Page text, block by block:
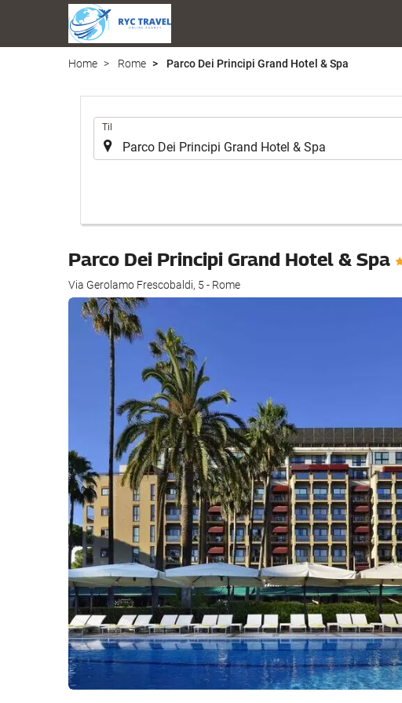
Home Rome Parco Dei Principi Grand Hotel & Spa
Til
Parco Dei Principi Grand Hotel & Spa
Via Gerolamo Frescobaldi, 5 - Rome